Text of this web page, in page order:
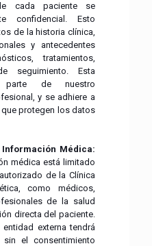
cada paciente se
confidencial. Esto
de la historia clínica,
y antecedentes
tratamientos,
seguimiento. Esta
parte de nuestro
y se adhiere a
protegen los datos
Médica:
médica está limitado
de la Clínica
como médicos,
de la salud
directa del paciente.
externa tendrá
el consentimiento